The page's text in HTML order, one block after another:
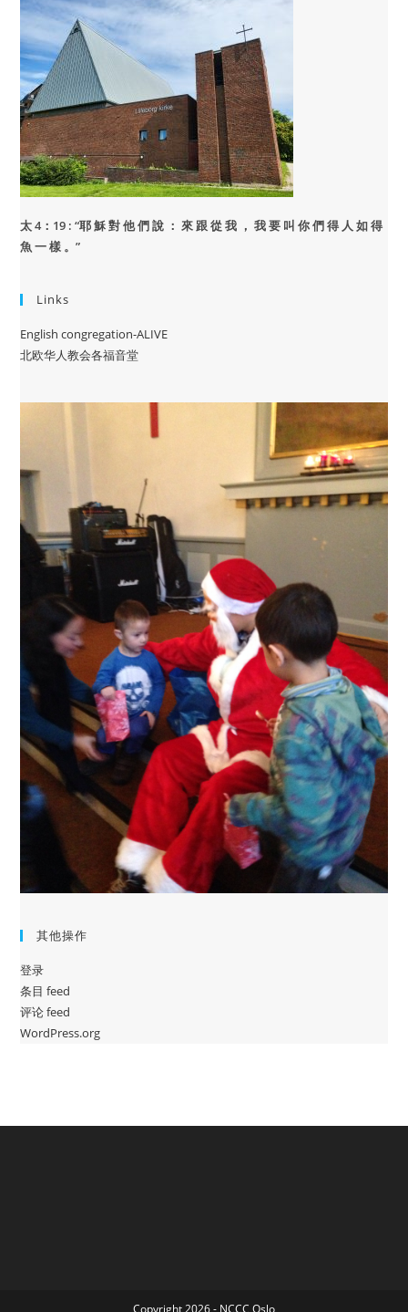
太 4：19 : “耶 穌 對 他 們 說 ： 來 跟 從 我 ， 我 要 叫 你 們 得 人 如 得
魚 一 樣 。”
Links
English congregation-ALIVE
北欧华人教会各福音堂
其他操作
登录
条目 feed
评论 feed
WordPress.org
Copyright 2026 - NCCC Oslo